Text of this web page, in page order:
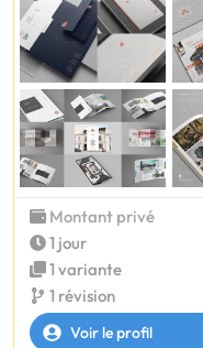
Montant privé
1 jour
1 variante
1 révision
Voir le profil